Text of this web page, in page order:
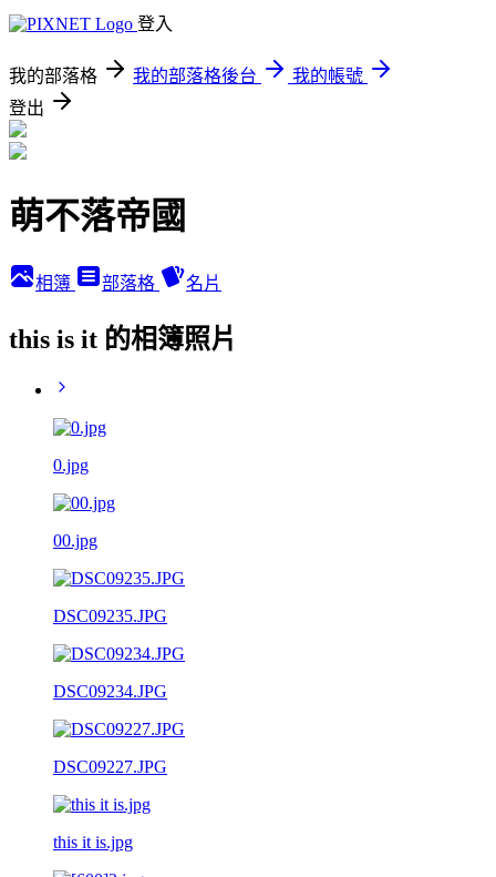
登入
我的部落格 我的部落格後台
我的帳號
登出
萌不落帝國
相簿 部落格 名片
this is it 的相簿照片
0.jpg
00.jpg
DSC09235.JPG
DSC09234.JPG
DSC09227.JPG
this it is.jpg